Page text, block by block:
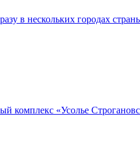
в нескольких городах
комплекс «Усолье